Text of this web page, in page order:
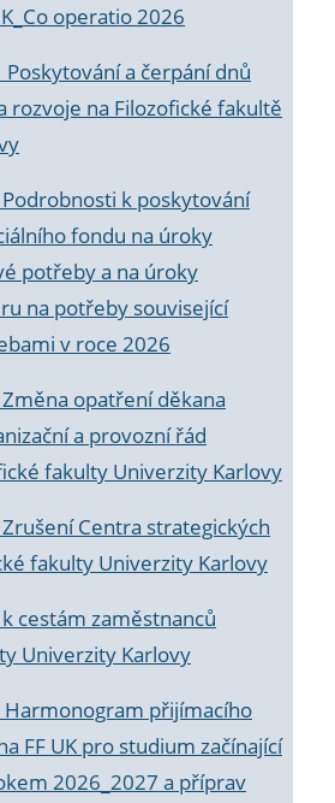
operatio 2026
a čerpání dnů
rozvoje na Filozofické fakultě
k poskytování
fondu na úroky
potřeby a na úroky
na potřeby související
v roce 2026
opatření děkana
a provozní řád
fakulty Univerzity Karlovy
Centra strategických
fakulty Univerzity Karlovy
cestám zaměstnanců
Univerzity Karlovy
Harmonogram přijímacího
FF UK pro studium začínající
2026_2027 a příprav